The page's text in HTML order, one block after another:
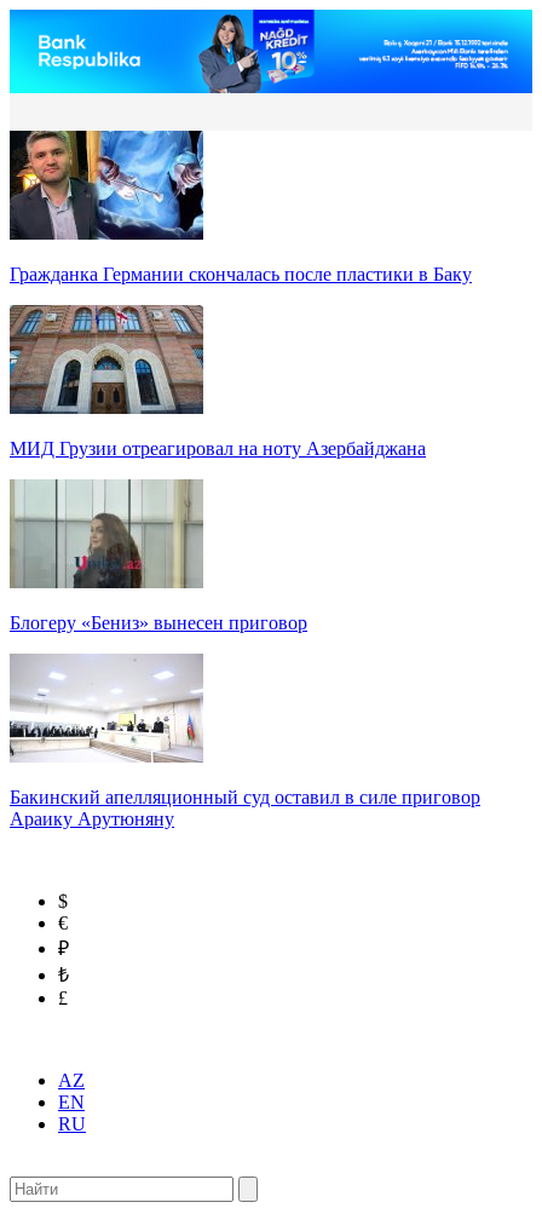
Гражданка Германии скончалась после пластики в Баку
МИД Грузии отреагировал на ноту Азербайджана
Блогеру «Бениз» вынесен приговор
Бакинский апелляционный суд оставил в силе приговор
Араику Арутюняну
$
€
₽
₺
£
AZ
EN
RU